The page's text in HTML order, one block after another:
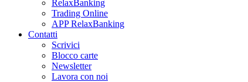
RelaxBanking
Trading Online
APP RelaxBanking
Contatti
Scrivici
Blocco carte
Newsletter
Lavora con noi